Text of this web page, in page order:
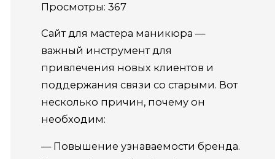
Просмотры: 367
Сайт для мастера маникюра —
важный инструмент для
привлечения новых клиентов и
поддержания связи со старыми. Вот
несколько причин, почему он
необходим:
— Повышение узнаваемости бренда.